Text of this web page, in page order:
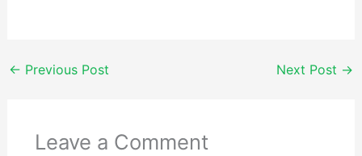
← Previous Post Next Post →
Leave a Comment